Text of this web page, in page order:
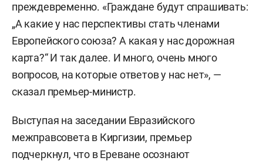
преждевременно. «Граждане будут спрашивать:
„А какие у нас перспективы стать членами
Европейского союза? А какая у нас дорожная
карта?“ И так далее. И много, очень много
вопросов, на которые ответов у нас нет», —
сказал премьер-министр.
Выступая на заседании Евразийского
межправсовета в Киргизии, премьер
подчеркнул, что в Ереване осознают